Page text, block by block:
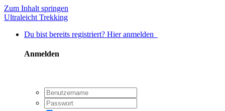
Zum Inhalt springen
Ultraleicht Trekking
Du bist bereits registriert? Hier anmelden
Anmelden